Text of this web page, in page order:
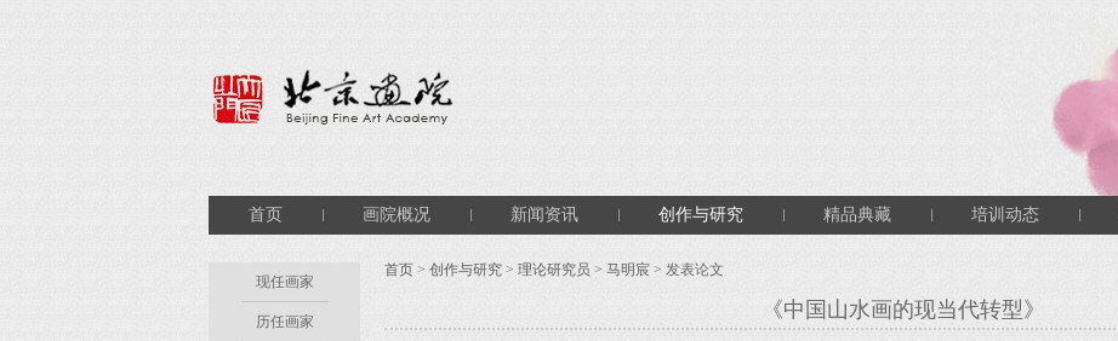
首页 画院概况 新闻资讯 创作与研究 精品典藏 培训动态
现任画家
历任画家
首页 > 创作与研究 > 理论研究员 > 马明宸 > 发表论文
《中国山水画的现当代转型》